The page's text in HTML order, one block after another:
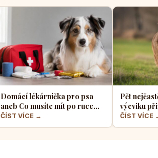
Domácí lékárnička pro psa
aneb Co musíte mít po ruce
pro případ nouze
ČÍST VÍCE →
Pět
výcviku
většina
ČÍST VÍCE